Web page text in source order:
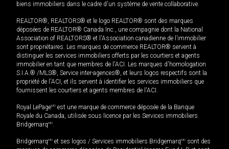
biens immobiliers dans le cadre d'un système de vente collaborative.
REALTOR®, REALTORS® et le logo REALTOR® sont des marques
déposées de REALTOR® Canada Inc., une compagnie dont la National
Association of REALTORS® et l'Association canadienne de l’immobilier
sont propriétaires. Les marques de commerce REALTOR® servent à
distinguer les services immobiliers offerts par les courtiers et agents
immobilier en tant que membres de l'ACI. Les marques d'homologation
S.I.A.® /MLS®, Service inter-agences®, et leurs logos respectifs sont la
propriété de l'ACI, et ils servent à identifier les services immobiliers que
fournissent les courtiers et agents membres de l'ACI.
Royal LePageMD est une marque de commerce déposée de la Banque
Royale du Canada, utilisée sous licence par les Services immobiliers
BridgemarqMD.
BridgemarqMD et ses logos / Services immobiliers BridgemarqMD sont des